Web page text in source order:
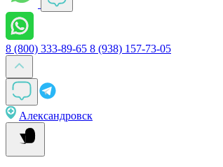
8 (800) 333-89-65 8 (938) 157-73-05
Александровск